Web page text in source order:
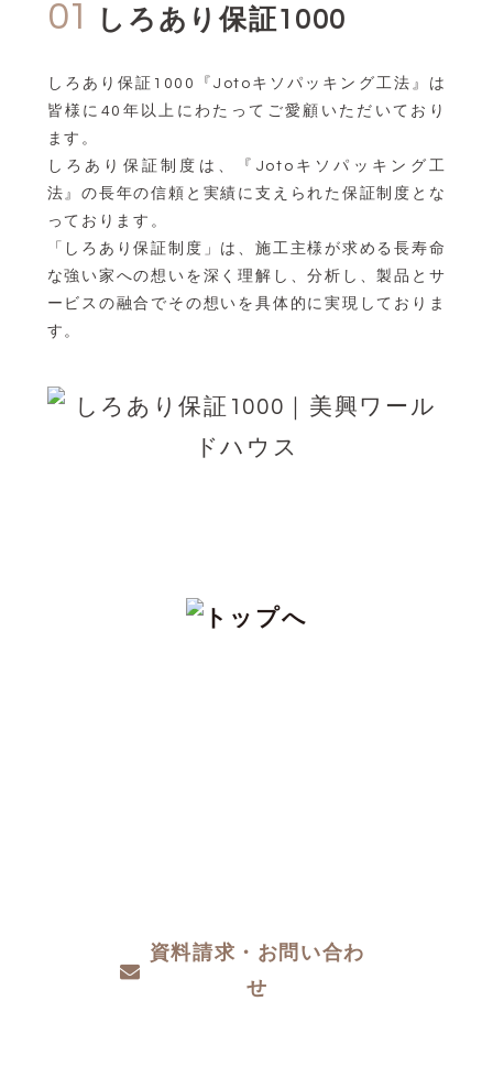
01 しろあり保証1000
しろあり保証1000『Jotoキソパッキング工法』は
皆様に40年以上にわたってご愛顧いただいており
ます。
しろあり保証制度は、『Jotoキソパッキング工
法』の長年の信頼と実績に支えられた保証制度とな
っております。
「しろあり保証制度」は、施工主様が求める長寿命
な強い家への想いを深く理解し、分析し、製品とサ
ービスの融合でその想いを具体的に実現しておりま
す。
資料請求・お問い合わ
せ